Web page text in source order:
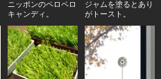
ニッポンのペロペロ
キャンディ。
ジャムを塗るとあり
がトースト。